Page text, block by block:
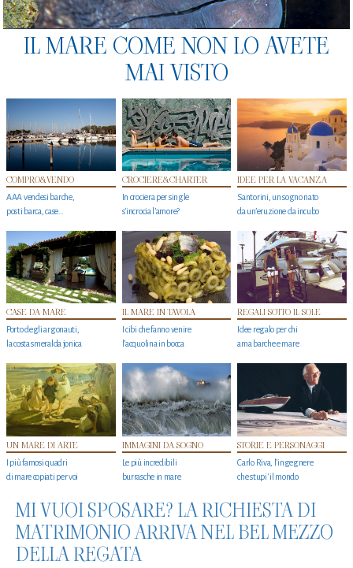
IL MARE COME NON LO AVETE
MAI VISTO
COMPRO&VENDO
AAA vendesi barche,
posti barca, case…
CROCIERE&CHARTER
In crociera per single
s'incrocia l’amore?
IDEE PER LA VACANZA
Santorini, un sogno nato
da un’eruzione da incubo
CASE DA MARE
Porto degli argonauti,
la costa smeralda jonica
IL MARE IN TAVOLA
I cibi che fanno venire
l’acquolina in bocca
REGALI SOTTO IL SOLE
Idee regalo per chi
ama barche e mare
UN MARE DI ARTE
I più famosi quadri
di mare copiati per voi
IMMAGINI DA SOGNO
Le più incredibili
burrasche in mare
STORIE E PERSONAGGI
Carlo Riva, l’ingegnere
che stupi' il mondo
MI VUOI SPOSARE? LA RICHIESTA DI
MATRIMONIO ARRIVA NEL BEL MEZZO
DELLA REGATA